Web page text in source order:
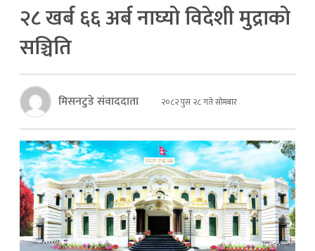
२८ खर्ब ६६ अर्ब नाघ्यो विदेशी मुद्राको
सञ्चिति
मिसनटुडे संवाददाता २०८२ पुस २८ गते सोमबार